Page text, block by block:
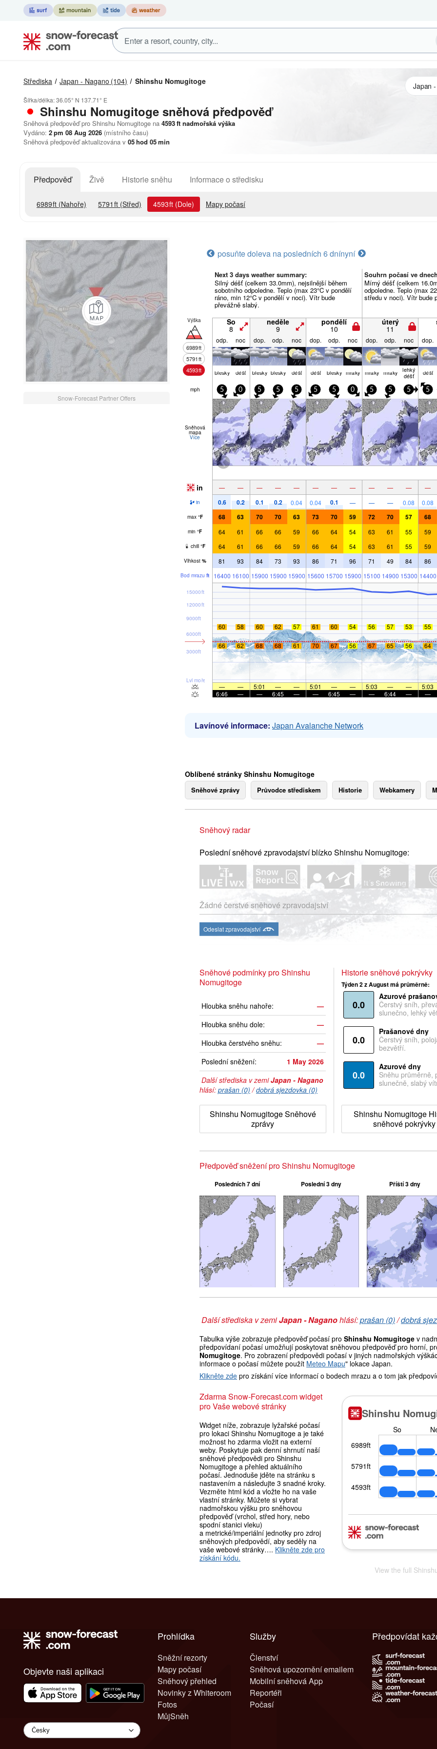
Střediska Japan - Nagano (104) Shinshu Nomugitoge
Šířka/délka:36.05° N 137.71° E
Shinshu Nomugitoge sněhová předpověď
Sněhová předpověď pro Shinshu Nomugitoge na 4593ft nadmořská výška
Vydáno: 2 pm 08 Aug 2026 (místního času)
Sněhová předpověď aktualizována v 05hod 05min
Předpověď Živě Historie sněhu Informace o středisku
6989ft (Nahoře) 5791 ft (Střed) 4593ft (Dole) Mapy počasí
Snow-Forecast Partner Offers
posuňte doleva na posledních 6 dnínyní
Next 3 days weather summary:
Silný déšť (celkem 33.0mm), nejsilnější během
sobotního odpoledne. Teplo (max 23°C v pondělí
ráno, min 12°C v pondělí v noci). Vítr bude
převážně slabý.
Souhrn počasí ve
Mírný déšť (celkem
odpoledne. Teplo (max
středu v noci). Vítr bude
Výška
6989ft
5791ft
4593ft
So
8
neděle
9
pondělí
10
úterý
11
odp. noc dop. odp. noc dop. odp. noc dop. odp. noc dop.
blesky déšť blesky blesky déšť déšť blesky mraky mraky mraky lehký
déšť déšť
mph 5 0 5 5 5 5 5 0 5 5 5 5
Sněhová
mapa
Více
in — — — — — — — — — — — —
in 0.6 0.2 0.1 0.2 0.04 0.04 0.1 — — — 0.08 0.08
max °F 68 63 70 70 63 73 70 59 72 70 57 68
min °F 64 61 66 66 59 66 64 54 63 61 55 59
chill °F 64 61 66 66 59 66 64 54 63 61 55 59
Vlhkost % 81 93 84 73 93 86 71 96 71 49 84 86
Bod mrazu ft 16400 16100 15900 15900 15900 15600 15700 15900 15100 14900 15300 14400
Lvl moře
3000ft
6000ft
9000ft
12000ft
15000ft
60 58 60 62 57 61 60 54 56 57 53 55
66 62 68 68 61 70 67 56 67 65 56 64
— — 5:01 — — 5:01 — — 5:03 — — 5:03
6:46
— — 6:45 — — 6:45 — — 6:44 — —
Lavínové informace: Japan Avalanche Network
Oblíbené stránky Shinshu Nomugitoge
Sněhové zprávy Průvodce střediskem Historie Webkamery
Sněhový radar
Poslední sněhové zpravodajství blízko Shinshu Nomugitoge:
Žádné čerstvé sněhové zpravodajství
Odeslat zpravodajství
Sněhové podmínky pro Shinshu
Nomugitoge
Hloubka sněhu nahoře:
—
Hloubka sněhu dole:
—
Hloubka čerstvého sněhu:
—
Poslední sněžení:
1 May 2026
Další střediska v zemiJapan - Nagano
hlásí: prašan (0) /dobrá sjezdovka (0)
Shinshu Nomugitoge Sněhové
zprávy
Historie sněhové pokrývky
Týden 2 z August má průměrně:
0.0
Azurové
Čerstvý sníh,
slunečno, lehký
0.0
Prašanové dny
Čerstvý sníh,
bezvětří.
0.0
Azurové dny
Sněhu průměrně,
slunečně, slabý
Shinshu Nomugitoge
sněhové pokrývky
Předpověď sněžení pro Shinshu Nomugitoge
Posledních 7 dní Poslední 3 dny Příští 3 dny
Další střediska v zemiJapan - Naganohlásí:prašan (0)/dobrá
Tabulka výše zobrazuje předpověď počasí pro Shinshu Nomugitoge v
předpovídaní počasí umožňují poskytovat sněhovou předpověď pro horní,
Nomugitoge. Pro zobrazení předpovědi počasí v jiných nadmořských
informace o počasí můžete použít Meteo Mapu" lokace Japan.
Klikněte zde pro získání více informací o bodech mrazu a o tom jak
Zdarma Snow-Forecast.com widget
pro Vaše webové stránky
Widget níže, zobrazuje lyžařské počasí
pro lokaci Shinshu Nomugitoge a je také
možnost ho zdarma vložit na externí
weby. Poskytuje pak denní shrnutí naší
sněhové předpovědi pro Shinshu
Nomugitoge a přehled aktuálního
počasí. Jednoduše jděte na stránku s
nastavením a následujte 3 snadné kroky.
Vezměte html kód a vložte ho na vaše
vlastní stránky. Můžete si vybrat
nadmořskou výšku pro sněhovou
předpověď (vrchol, střed hory, nebo
spodní stanici vleku)
a metrické/imperiální jednotky pro zdroj
sněhových předpovědí, aby seděly na
vaše webové stránky…. Klikněte zde pro
získání kódu.
View the full
Objevte naši aplikaci
Prohlídka
Sněžní rezorty
Mapy počasí
Sněhový přehled
Novinky z Whiteroom
Fotos
MůjSněh
Služby
Členství
Sněhová upozornění emailem
Mobilní sněhová App
Reportéři
Počasí
Předpovídat